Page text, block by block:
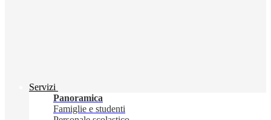
Servizi
Panoramica
Famiglie e studenti